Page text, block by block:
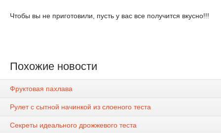
Чтобы вы не приготовили, пусть у вас все получится вкусно!!!
Похожие новости
Фруктовая пахлава
Рулет с сытной начинкой из слоеного теста
Секреты идеального дрожжевого теста